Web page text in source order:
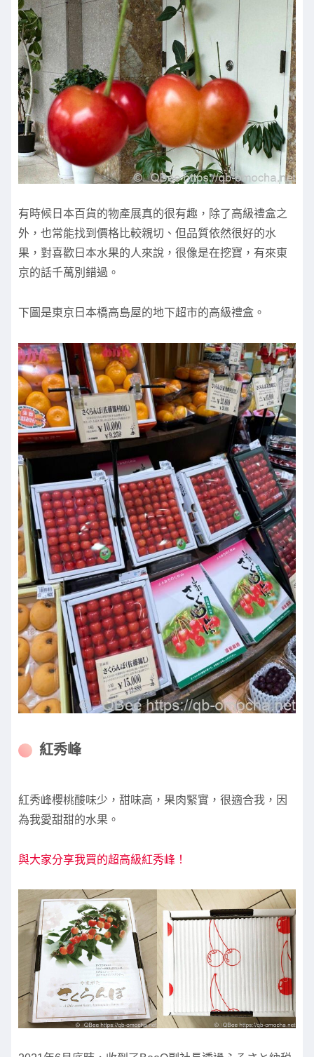
有時候日本百貨的物產展真的很有趣，除了高級禮盒之
外，也常能找到價格比較親切、但品質依然很好的水
果，對喜歡日本水果的人來說，很像是在挖寶，有來東
京的話千萬別錯過。
下圖是東京日本橋高島屋的地下超市的高級禮盒。
紅秀峰
紅秀峰櫻桃酸味少，甜味高，果肉緊實，很適合我，因
為我愛甜甜的水果。
與大家分享我買的超高級紅秀峰！